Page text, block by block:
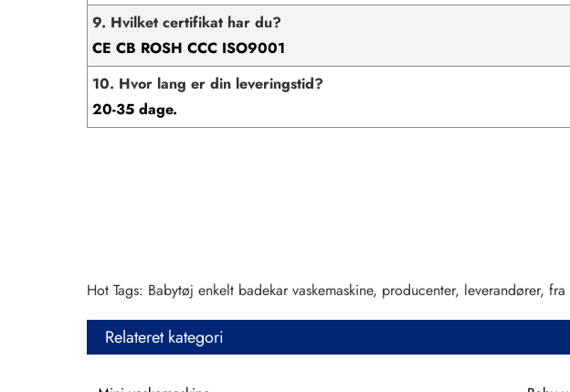
9. Hvilket certifikat har du?
CE CB ROSH CCC ISO9001
10. Hvor lang er din leveringstid?
20-35 dage.
Hot Tags: Babytøj enkelt badekar vaskemaskine, producenter, leverandører,
Relateret kategori